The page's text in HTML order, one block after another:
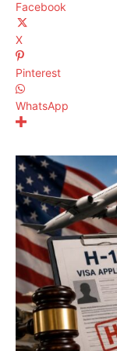
Facebook
X
Pinterest
WhatsApp